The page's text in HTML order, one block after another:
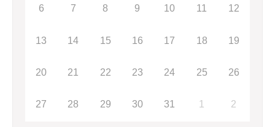
6 7 8 9 10 11 12
13 14 15 16 17 18 19
20 21 22 23 24 25 26
27 28 29 30 31 1 2